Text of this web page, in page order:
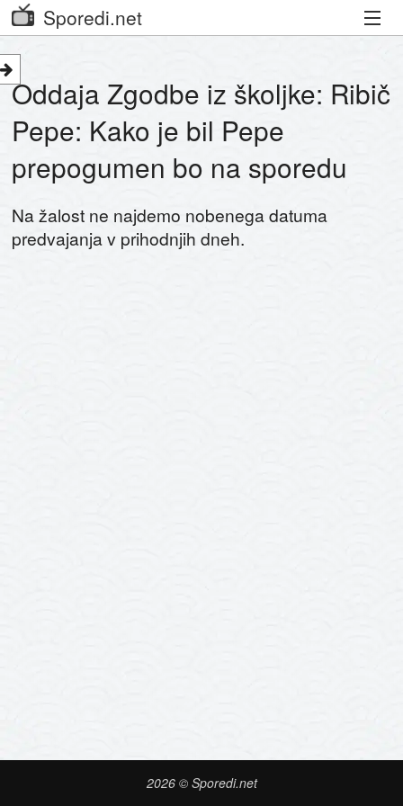
Sporedi.net
Priporočamo
Priljubljeni kanali
Iskalnik
Kibora
Oddaja Zgodbe iz školjke: Ribič
Pepe: Kako je bil Pepe
prepogumen bo na sporedu
Na žalost ne najdemo nobenega datuma
predvajanja v prihodnjih dneh.
2026 © Sporedi.net